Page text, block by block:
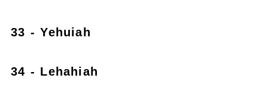
33 - Yehuiah
34 - Lehahiah